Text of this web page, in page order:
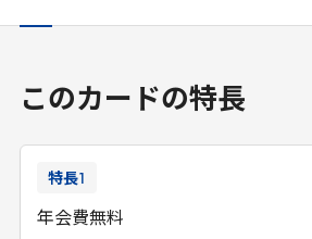
このカードの特長
特長1
年会費無料